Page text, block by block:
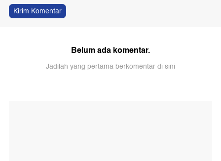
Kirim Komentar
Belum ada komentar.
Jadilah yang pertama berkomentar di sini